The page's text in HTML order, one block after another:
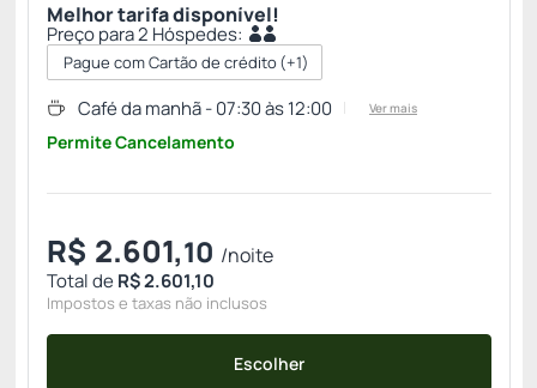
Melhor tarifa disponível!
Preço para 2 Hóspedes:
Pague com Cartão de crédito(+1)
Café da manhã - 07:30 às 12:00 Ver mais
Permite Cancelamento
R$ 2.601,10 /noite
Total deR$ 2.601,10
Impostos e taxas não inclusos
Escolher